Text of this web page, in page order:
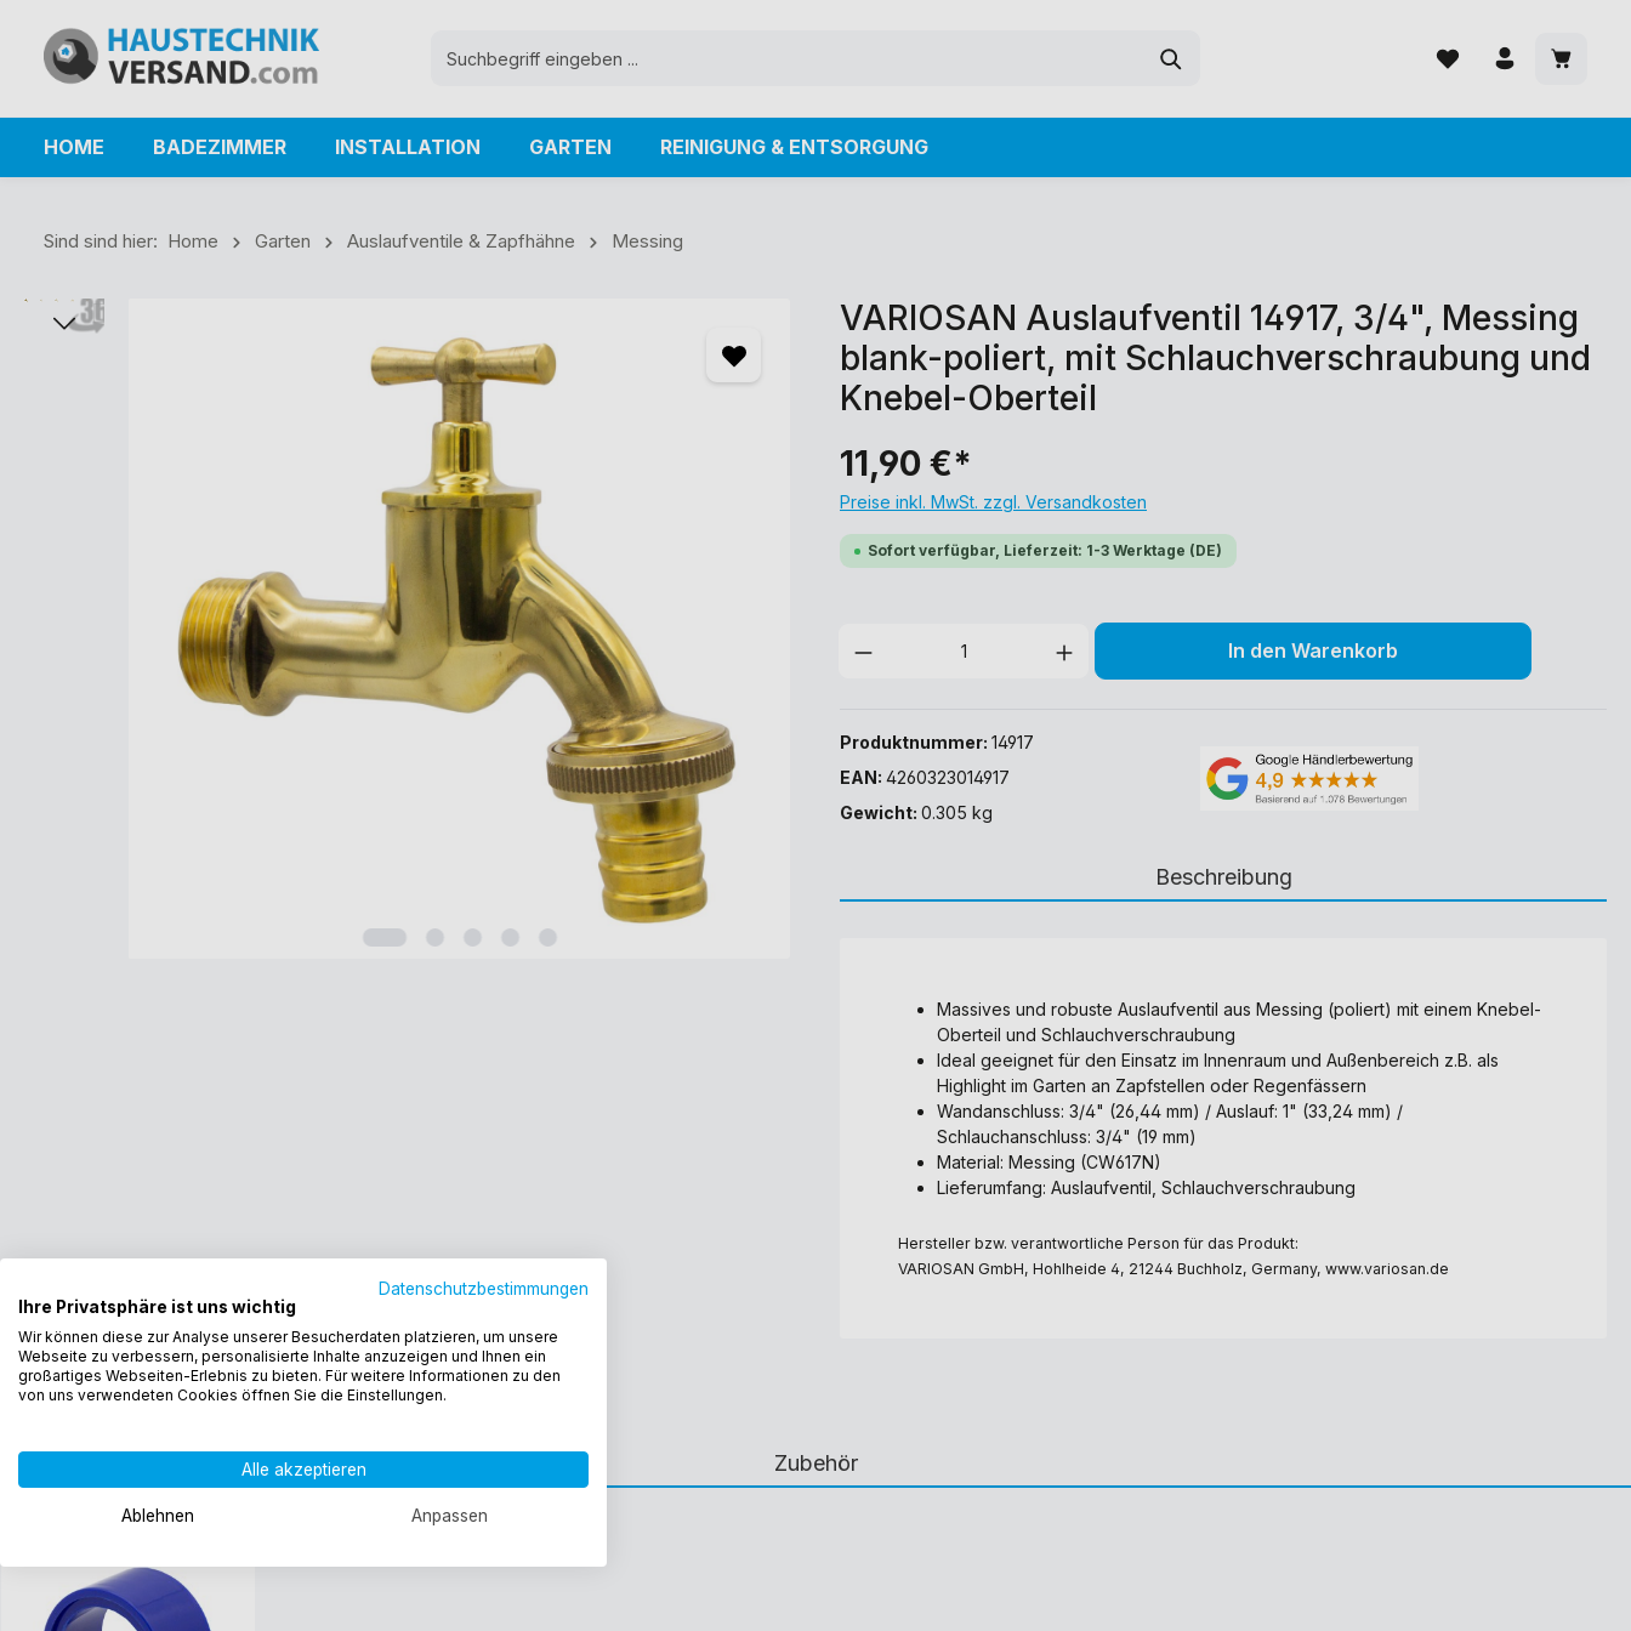
HOME BADEZIMMER INSTALLATION GARTEN REINIGUNG & ENTSORGUNG
Sind sind hier: Home Garten Auslaufventile & Zapfhähne Messing
VARIOSAN Auslaufventil 14917, 3/4", Messing
blank-poliert, mit Schlauchverschraubung und
Knebel-Oberteil
11,90 €*
Preise inkl. MwSt. zzgl. Versandkosten
Sofort verfügbar, Lieferzeit: 1-3 Werktage (DE)
In den Warenkorb
Produktnummer: 14917
EAN: 4260323014917
Gewicht: 0.305 kg
Beschreibung
Massives und robuste Auslaufventil aus Messing (poliert) mit einem Knebel-
Oberteil und Schlauchverschraubung
Ideal geeignet für den Einsatz im Innenraum und Außenbereich z.B. als
Highlight im Garten an Zapfstellen oder Regenfässern
Wandanschluss: 3/4" (26,44 mm) / Auslauf: 1" (33,24 mm) /
Schlauchanschluss: 3/4" (19 mm)
Material: Messing (CW617N)
Lieferumfang: Auslaufventil, Schlauchverschraubung
Hersteller bzw. verantwortliche Person für das Produkt:
VARIOSAN GmbH, Hohlheide 4, 21244 Buchholz, Germany, www.variosan.de
Zubehör
Datenschutzbestimmungen
Ihre Privatsphäre ist uns wichtig
Wir können diese zur Analyse unserer Besucherdaten platzieren, um unsere
Webseite zu verbessern, personalisierte Inhalte anzuzeigen und Ihnen ein
großartiges Webseiten-Erlebnis zu bieten. Für weitere Informationen zu den
von uns verwendeten Cookies öffnen Sie die Einstellungen.
Alle akzeptieren
Ablehnen Anpassen